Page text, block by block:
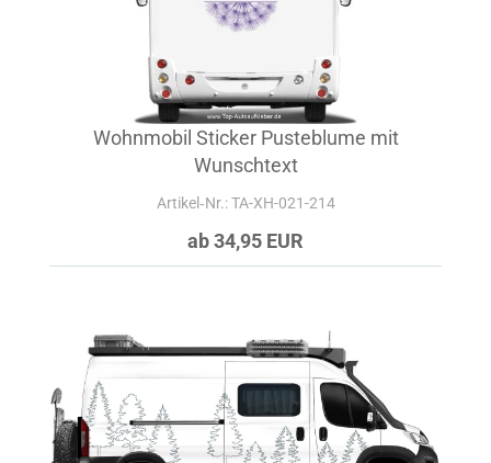
Wohnmobil Sticker Pusteblume mit
Wunschtext
Artikel‑Nr.: TA-XH-021-214
ab 34,95 EUR